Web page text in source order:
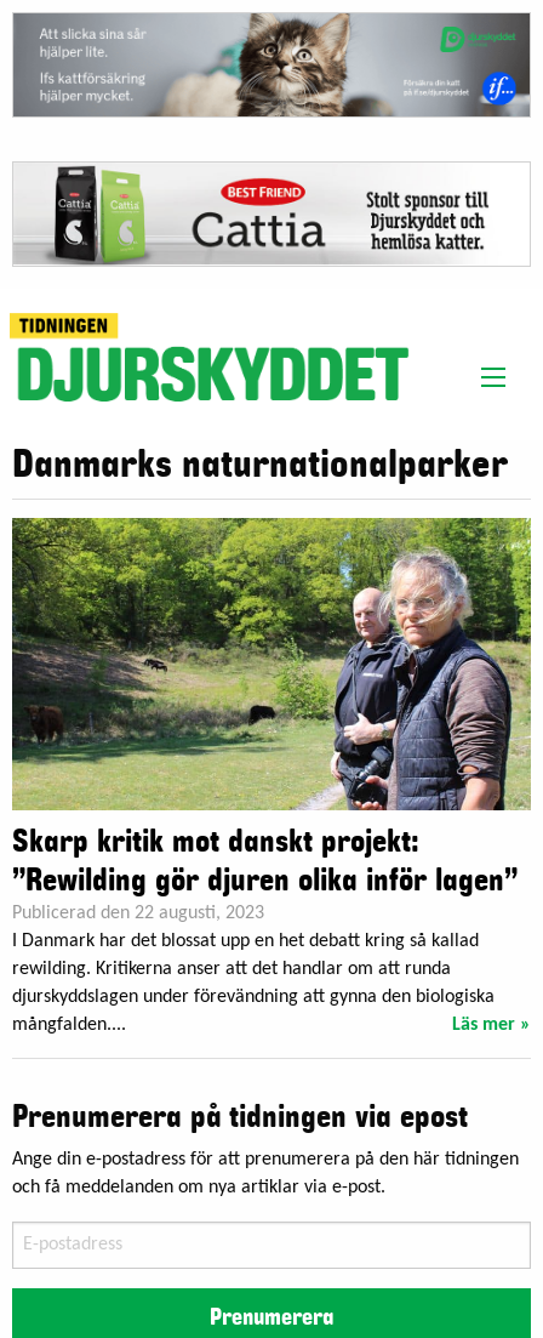
Danmarks naturnationalparker
Skarp kritik mot danskt projekt:
”Rewilding gör djuren olika inför lagen”
Publicerad den 22 augusti, 2023
I Danmark har det blossat upp en het debatt kring så kallad
rewilding. Kritikerna anser att det handlar om att runda
djurskyddslagen under förevändning att gynna den biologiska
mångfalden....
Läs mer »
Prenumerera på tidningen via epost
Ange din e-postadress för att prenumerera på den här tidningen
och få meddelanden om nya artiklar via e-post.
postadress
Prenumerera